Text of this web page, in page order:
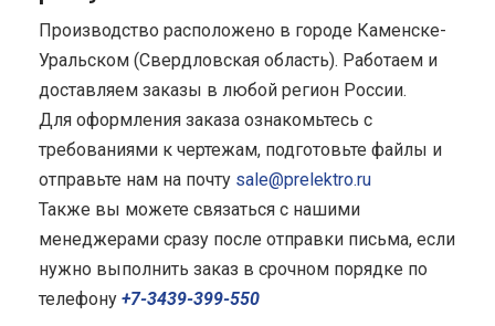
Производство расположено в городе Каменске-
Уральском (Свердловская область). Работаем и
доставляем заказы в любой регион России.
Для оформления заказа ознакомьтесь с
требованиями к чертежам, подготовьте файлы и
отправьте нам на почту sale@prelektro.ru
Также вы можете связаться с нашими
менеджерами сразу после отправки письма, если
нужно выполнить заказ в срочном порядке по
телефону +7-3439-399-550